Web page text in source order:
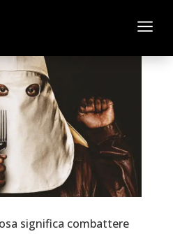
a
significa combattere